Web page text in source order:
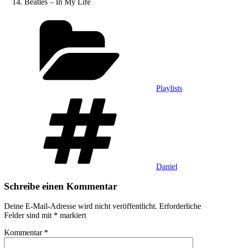
Beatles – In My Life
Playlists
Daniel
Schreibe einen Kommentar
Deine E-Mail-Adresse wird nicht veröffentlicht. Erforderliche
Felder sind mit * markiert
Kommentar *